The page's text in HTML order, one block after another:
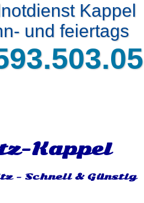
Kappel
und feiertags
Kappel
- Schnell & Günstig